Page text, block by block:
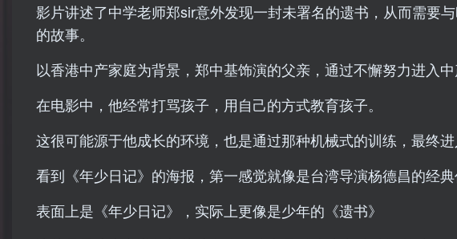
影片讲述了中学老师郑sir意外发现一封未署名的遗书，从而需要
的故事。
以香港中产家庭为背景，郑中基饰演的父亲，通过不懈努力进入中
在电影中，他经常打骂孩子，用自己的方式教育孩子。
这很可能源于他成长的环境，也是通过那种机械式的训练，最终进
看到《年少日记》的海报，第一感觉就像是台湾导演杨德昌的经典
表面上是《年少日记》，实际上更像是少年的《遗书》